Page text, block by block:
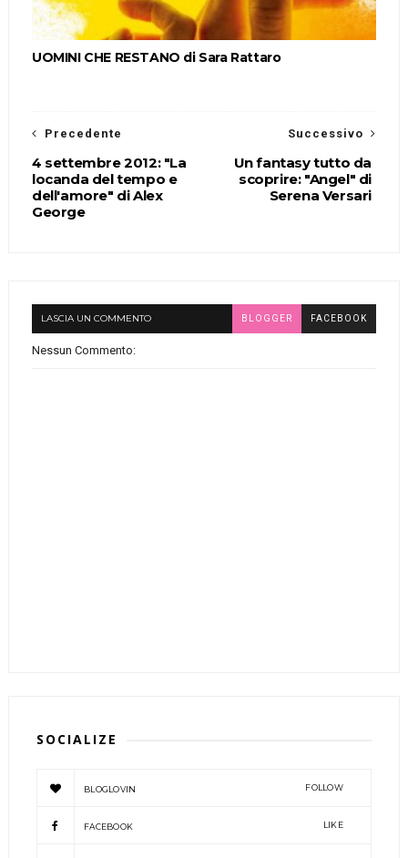
UOMINI CHE RESTANO di Sara Rattaro
Successivo
Un fantasy tutto da
scoprire: "Angel" di
Serena Versari
Precedente
4 settembre 2012: "La
locanda del tempo e
dell'amore" di Alex
George
LASCIA UN COMMENTO BLOGGER FACEBOOK
Nessun Commento:
SOCIALIZE
BLOGLOVIN FOLLOW
FACEBOOK LIKE